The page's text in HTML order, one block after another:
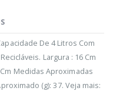
De 4 Litros Com
Largura : 16 Cm
Medidas Aproximadas
(g): 37. Veja mais: